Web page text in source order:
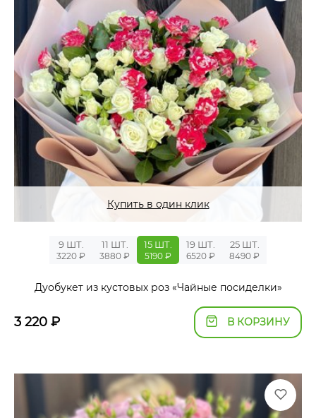
Купить в один клик
9 ШТ.
3220 ₽
11 ШТ.
3880 ₽
15 ШТ.
5190 ₽
19 ШТ.
6520 ₽
25 ШТ.
8490 ₽
Дуобукет из кустовых роз «Чайные посиделки»
3 220 ₽ В КОРЗИНУ